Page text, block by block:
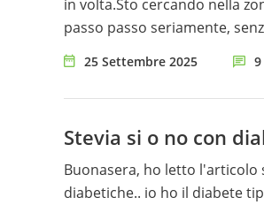
l’amenorrea. Come posso
in volta.Sto cercando nella
passo passo seriamente,
come mi è successo,
di vivere di nuovo.
25 Settembre 2025
Stevia si o no con
Buonasera, ho letto l'articolo
diabetiche.. io ho il diabete